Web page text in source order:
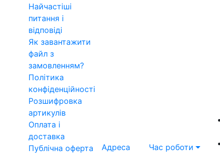
Найчастіші
питання і
відповіді
Як завантажити
файл з
замовленням?
Політика
конфіденційності
Розшифровка
артикулів
Оплата і
доставка
Публічна оферта
Адреса Час роботи